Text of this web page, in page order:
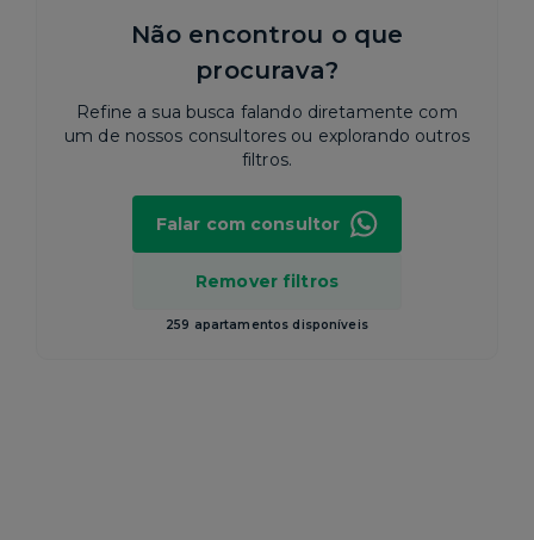
Não encontrou o que
procurava?
Refine a sua busca falando diretamente com
um de nossos consultores ou explorando outros
filtros.
Remover filtros
259 apartamentos disponíveis
Falar com consultor